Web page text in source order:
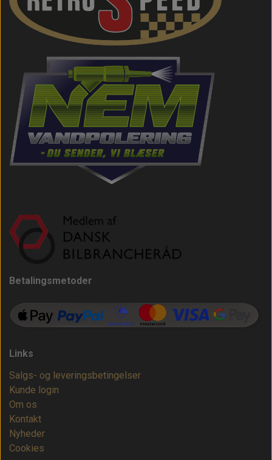
Betalingsmetoder
Links
Salgs- og leveringsbetingelser
Kunde login
Om os
Kontakt
Nyheder
Cookies